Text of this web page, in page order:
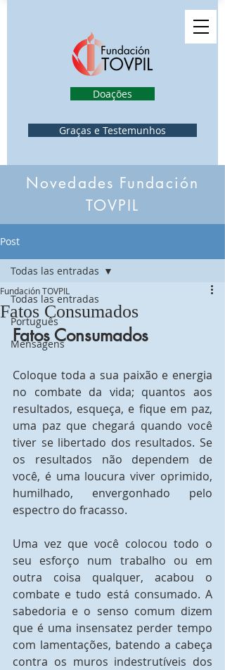
Graças e Testemunhos
Doações
Novedades Fundación
TOVPIL
Post
Todas las entradas
Português
Mensagens
Todas las entradas
Fatos Consumados
Fundación TOVPIL
Fatos Consumados
Coloque toda a sua paixão e energia
no combate da vida; quantos aos
resultados, esqueça, e fique em paz,
uma paz que chegará quando você
tiver se libertado dos resultados. Se
os resultados não dependem de
você, é uma loucura viver oprimido,
humilhado, envergonhado pelo
espectro do fracasso.
Uma vez que você colocou todo o
seu esforço num trabalho ou em
outra coisa qualquer, acabou o
combate e tudo está consumado. A
sabedoria e o senso comum dizem
que é uma insensatez perder tempo
com lamentações, batendo a cabeça
contra os muros indestrutíveis dos